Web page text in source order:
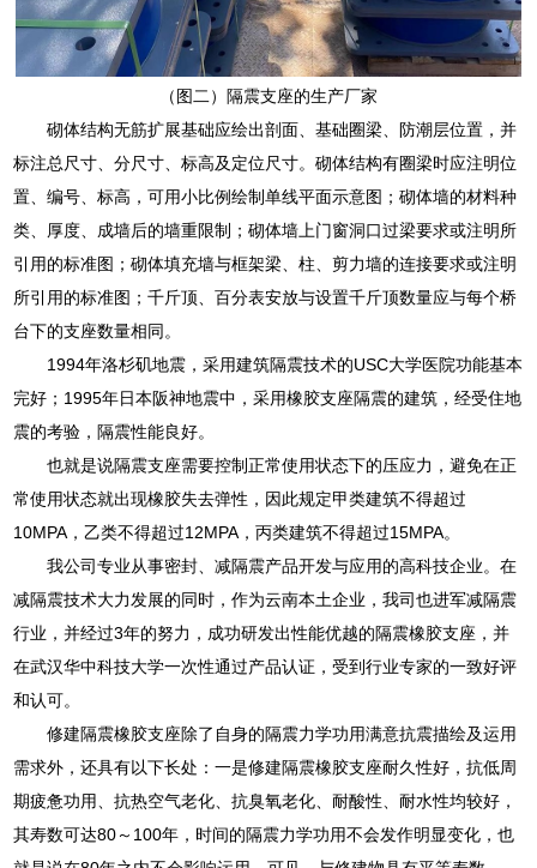
（图二）隔震支座的生产厂家
砌体结构无筋扩展基础应绘出剖面、基础圈梁、防潮层位置，并
标注总尺寸、分尺寸、标高及定位尺寸。砌体结构有圈梁时应注明位
置、编号、标高，可用小比例绘制单线平面示意图；砌体墙的材料种
类、厚度、成墙后的墙重限制；砌体墙上门窗洞口过梁要求或注明所
引用的标准图；砌体填充墙与框架梁、柱、剪力墙的连接要求或注明
所引用的标准图；千斤顶、百分表安放与设置千斤顶数量应与每个桥
台下的支座数量相同。
1994年洛杉矶地震，采用建筑隔震技术的USC大学医院功能基本
完好；1995年日本阪神地震中，采用橡胶支座隔震的建筑，经受住地
震的考验，隔震性能良好。
也就是说隔震支座需要控制正常使用状态下的压应力，避免在正
常使用状态就出现橡胶失去弹性，因此规定甲类建筑不得超过
10MPA，乙类不得超过12MPA，丙类建筑不得超过15MPA。
我公司专业从事密封、减隔震产品开发与应用的高科技企业。在
减隔震技术大力发展的同时，作为云南本土企业，我司也进军减隔震
行业，并经过3年的努力，成功研发出性能优越的隔震橡胶支座，并
在武汉华中科技大学一次性通过产品认证，受到行业专家的一致好评
和认可。
修建隔震橡胶支座除了自身的隔震力学功用满意抗震描绘及运用
需求外，还具有以下长处：一是修建隔震橡胶支座耐久性好，抗低周
期疲惫功用、抗热空气老化、抗臭氧老化、耐酸性、耐水性均较好，
其寿数可达80～100年，时间的隔震力学功用不会发作明显变化，也